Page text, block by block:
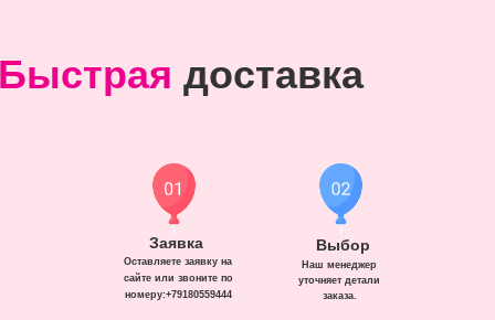
доставка
Заявка
Оставляете заявку на
сайте или звоните по
номеру:+79180559444
Выбор
Наш менеджер
уточняет детали
заказа.